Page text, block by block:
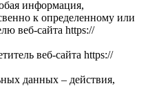
информация,
к определенному или
веб-сайта https://
веб-сайта https://
данных – действия,